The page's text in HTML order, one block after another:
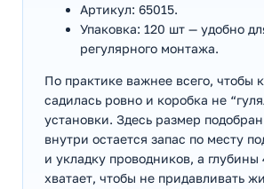
Артикул: 65015.
Упаковка: 120 шт — удобно
регулярного монтажа.
По практике важнее всего, чтобы
садилась ровно и коробка не
установки. Здесь размер
внутри остается запас по месту
и укладку проводников, а
хватает, чтобы не придавливать